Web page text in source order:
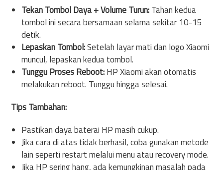
Tekan Tombol Daya + Volume Turun:Tahan kedua
tombol ini secara bersamaan selama sekitar 10-15
detik.
Lepaskan Tombol:Setelah layar mati dan logo Xiaomi
muncul, lepaskan kedua tombol.
Tunggu Proses Reboot:HP Xiaomi akan otomatis
melakukan reboot. Tunggu hingga selesai.
Tips Tambahan:
Pastikan daya baterai HP masih cukup.
Jika cara di atas tidak berhasil, coba gunakan metode
lain seperti restart melalui menu atau recovery mode.
Jika HP sering hang, ada kemungkinan masalah pada